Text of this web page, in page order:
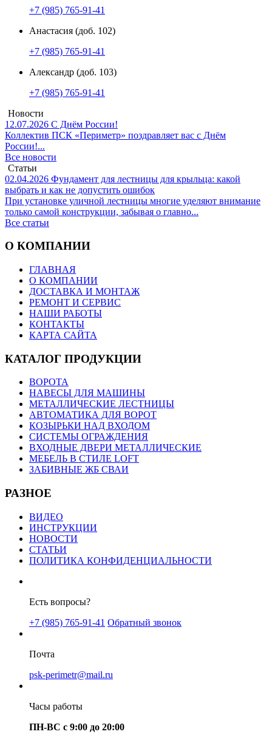
+7 (985) 765-91-41
Анастасия (доб. 102)
+7 (985) 765-91-41
Александр (доб. 103)
+7 (985) 765-91-41
Новости
12.07.2026 С Днём России!
Коллектив ПСК «Периметр» поздравляет вас с Днём
России!...
Все новости
Статьи
02.04.2026 Фундамент для лестницы для крыльца: какой
выбрать и как не допустить ошибок
При установке уличной лестницы многие уделяют внимание
только самой конструкции, забывая о главно...
Все статьи
О КОМПАНИИ
ГЛАВНАЯ
О КОМПАНИИ
ДОСТАВКА И МОНТАЖ
РЕМОНТ И СЕРВИС
НАШИ РАБОТЫ
КОНТАКТЫ
КАРТА САЙТА
КАТАЛОГ ПРОДУКЦИИ
ВОРОТА
НАВЕСЫ ДЛЯ МАШИНЫ
МЕТАЛЛИЧЕСКИЕ ЛЕСТНИЦЫ
АВТОМАТИКА ДЛЯ ВОРОТ
КОЗЫРЬКИ НАД ВХОДОМ
СИСТЕМЫ ОГРАЖДЕНИЯ
ВХОДНЫЕ ДВЕРИ МЕТАЛЛИЧЕСКИЕ
МЕБЕЛЬ В СТИЛЕ LOFT
ЗАБИВНЫЕ ЖБ СВАИ
РАЗНОЕ
ВИДЕО
ИНСТРУКЦИИ
НОВОСТИ
СТАТЬИ
ПОЛИТИКА КОНФИДЕНЦИАЛЬНОСТИ
Есть вопросы?
+7 (985) 765-91-41 Обратный звонок
Почта
psk-perimetr@mail.ru
Часы работы
ПН-ВС с 9:00 до 20:00